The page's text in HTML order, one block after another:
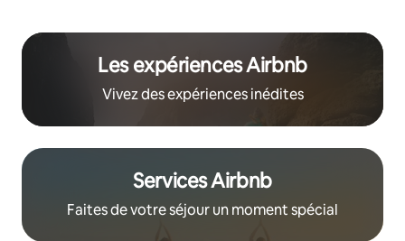
Les expériences Airbnb
Vivez des expériences inédites
Services Airbnb
Faites de votre séjour un moment spécial